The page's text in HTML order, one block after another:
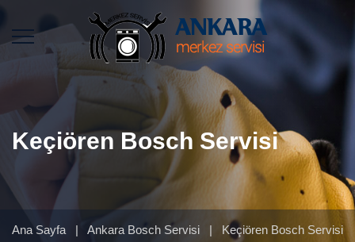
Keçiören Bosch Servisi
Ana Sayfa | Ankara Bosch Servisi | Keçiören Bosch Servisi